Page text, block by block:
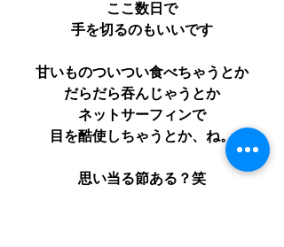
ここ数日で
手を切るのもいいです
甘いものついつい食べちゃうとか
だらだら吞んじゃうとか
ネットサーフィンで
目を酷使しちゃうとか、ね。
思い当る節ある？笑